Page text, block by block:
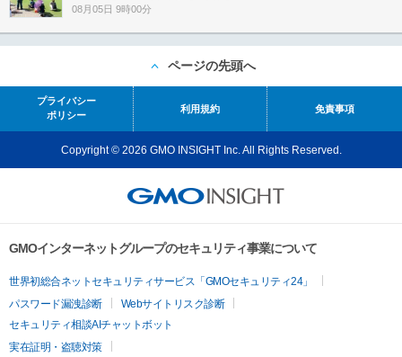
08月05日 9時00分
ページの先頭へ
プライバシー
ポリシー
利用規約 免責事項
Copyright © 2026 GMO INSIGHT Inc. All Rights Reserved.
GMOインターネットグループのセキュリティ事業について
世界初総合ネットセキュリティサービス「GMOセキュリティ24」
パスワード漏洩診断
Webサイトリスク診断
セキュリティ相談AIチャットボット
実在証明・盗聴対策